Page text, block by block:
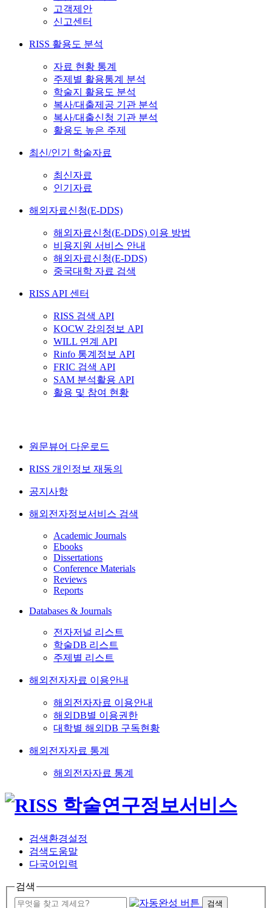
고객제안
신고센터
RISS 활용도 분석
자료 현황 통계
주제별 활용통계 분석
학술지 활용도 분석
복사/대출제공 기관 분석
복사/대출신청 기관 분석
활용도 높은 주제
최신/인기 학술자료
최신자료
인기자료
해외자료신청(E-DDS)
해외자료신청(E-DDS) 이용 방법
비용지원 서비스 안내
해외자료신청(E-DDS)
중국대학 자료 검색
RISS API 센터
RISS 검색 API
KOCW 강의정보 API
WILL 연계 API
Rinfo 통계정보 API
FRIC 검색 API
SAM 분석활용 API
활용 및 참여 현황
원문뷰어 다운로드
RISS 개인정보 재동의
공지사항
해외전자정보서비스 검색
Academic Journals
Ebooks
Dissertations
Conference Materials
Reviews
Reports
Databases & Journals
전자저널 리스트
학술DB 리스트
주제별 리스트
해외전자자료 이용안내
해외전자자료 이용안내
해외DB별 이용권한
대학별 해외DB 구독현황
해외전자자료 통계
해외전자자료 통계
검색환경설정
검색도움말
다국어입력
검색
검색